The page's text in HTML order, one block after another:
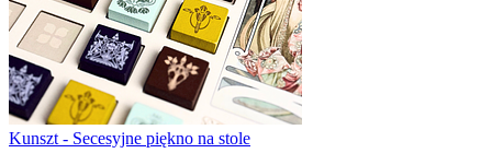
Kunszt - Secesyjne piękno na stole